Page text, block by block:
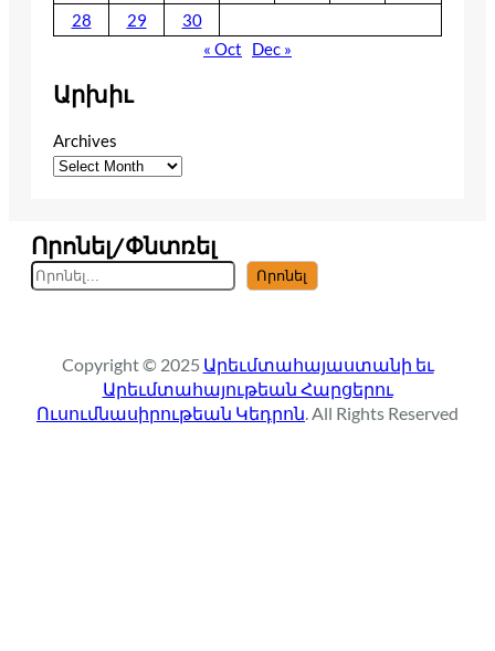
28
29
30
« Oct
Dec »
Արխիւ
Archives
Որոնել/Փնտռել
S
e
c
h
Որոնել
Copyright © 2025 Արեւմտահայաստանի եւ
Արեւմտահայութեան Հարցերու
Ուսումնասիրութեան Կեդրոն . All Rights Reserved